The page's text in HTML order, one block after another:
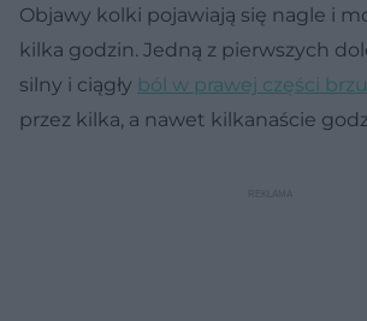
Objawy kolki pojawiają się nagle i
kilka godzin. Jedną z pierwszych
silny i ciągły ból w prawej części
przez kilka, a nawet kilkanaście